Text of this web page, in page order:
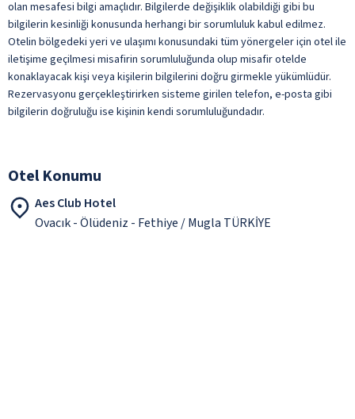
olan mesafesi bilgi amaçlıdır. Bilgilerde değişiklik olabildiği gibi bu
bilgilerin kesinliği konusunda herhangi bir sorumluluk kabul edilmez.
Otelin bölgedeki yeri ve ulaşımı konusundaki tüm yönergeler için otel ile
iletişime geçilmesi misafirin sorumluluğunda olup misafir otelde
konaklayacak kişi veya kişilerin bilgilerini doğru girmekle yükümlüdür.
Rezervasyonu gerçekleştirirken sisteme girilen telefon, e-posta gibi
bilgilerin doğruluğu ise kişinin kendi sorumluluğundadır.
Otel Konumu
Aes Club Hotel
Ovacık - Ölüdeniz - Fethiye / Mugla TÜRKİYE